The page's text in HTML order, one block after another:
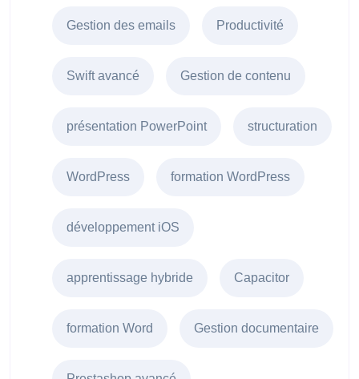
Gestion des emails Productivité
Swift avancé Gestion de contenu
présentation PowerPoint structuration
WordPress formation WordPress
développement iOS
apprentissage hybride Capacitor
formation Word Gestion documentaire